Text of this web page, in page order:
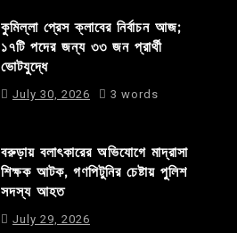
কুমিল্লা প্রেস ক্লাবের নির্বাচন আজ;
১৭টি পদের জন্য ৩৩ জন প্রার্থী
ভোটযুদ্ধে
July 30, 2026 3 words
বরুড়ায় বলাৎকারের অভিযোগে মাদ্রাসা
শিক্ষক আটক, গণপিটুনির চেষ্টায় পুলিশ
সদস্য আহত
July 29, 2026